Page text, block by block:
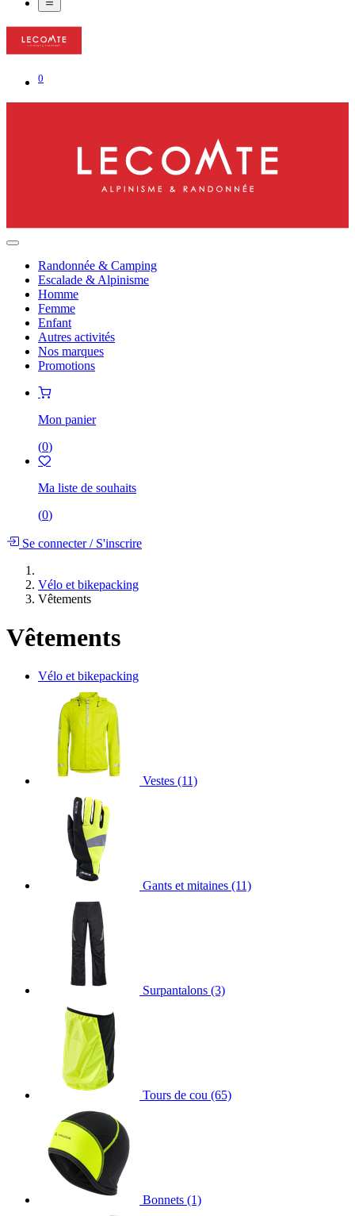
0
Randonnée & Camping
Escalade & Alpinisme
Homme
Femme
Enfant
Autres activités
Nos marques
Promotions
Mon panier
(0)
Ma liste de souhaits
(0)
Se connecter/S'inscrire
Vélo et bikepacking
Vêtements
Vêtements
Vélo et bikepacking
Vestes (11)
Gants et mitaines (11)
Surpantalons (3)
Tours de cou (65)
Bonnets (1)